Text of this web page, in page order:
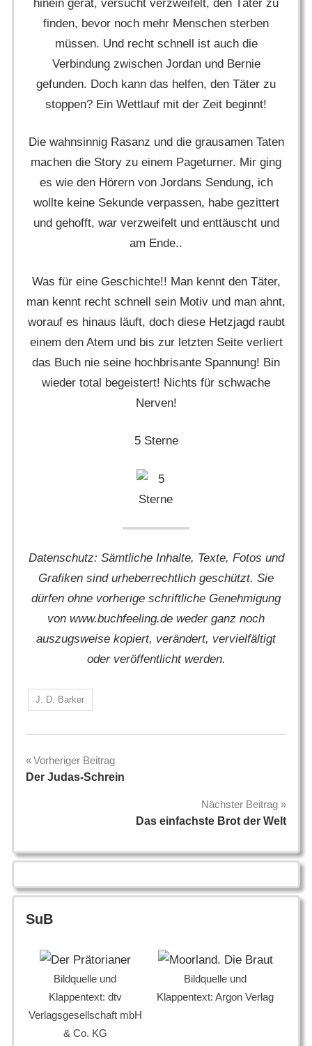
hinein gerät, versucht verzweifelt, den Täter zu
finden, bevor noch mehr Menschen sterben
müssen. Und recht schnell ist auch die
Verbindung zwischen Jordan und Bernie
gefunden. Doch kann das helfen, den Täter zu
stoppen? Ein Wettlauf mit der Zeit beginnt!
Die wahnsinnig Rasanz und die grausamen Taten
machen die Story zu einem Pageturner. Mir ging
es wie den Hörern von Jordans Sendung, ich
wollte keine Sekunde verpassen, habe gezittert
und gehofft, war verzweifelt und enttäuscht und
am Ende..
Was für eine Geschichte!! Man kennt den Täter,
man kennt recht schnell sein Motiv und man ahnt,
worauf es hinaus läuft, doch diese Hetzjagd raubt
einem den Atem und bis zur letzten Seite verliert
das Buch nie seine hochbrisante Spannung! Bin
wieder total begeistert! Nichts für schwache
Nerven!
5 Sterne
Datenschutz: Sämtliche Inhalte, Texte, Fotos und
Grafiken sind urheberrechtlich geschützt. Sie
dürfen ohne vorherige schriftliche Genehmigung
von www.buchfeeling.de weder ganz noch
auszugsweise kopiert, verändert, vervielfältigt
oder veröffentlicht werden.
J. D. Barker
Beitragsnavigation
Vorheriger Beitrag
Der Judas-Schrein
Nächster Beitrag
Das einfachste Brot der Welt
SuB
Bildquelle und
Klappentext: dtv
Verlagsgesellschaft mbH
& Co. KG
Bildquelle und
Klappentext: Argon Verlag